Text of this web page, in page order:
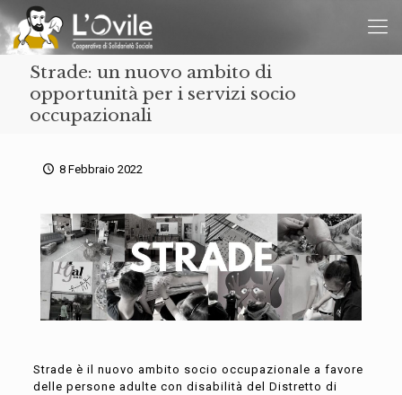
Strade: un nuovo ambito di
opportunità per i servizi socio
occupazionali
8 Febbraio 2022
Strade è il nuovo ambito socio occupazionale a favore
delle persone adulte con disabilità del Distretto di